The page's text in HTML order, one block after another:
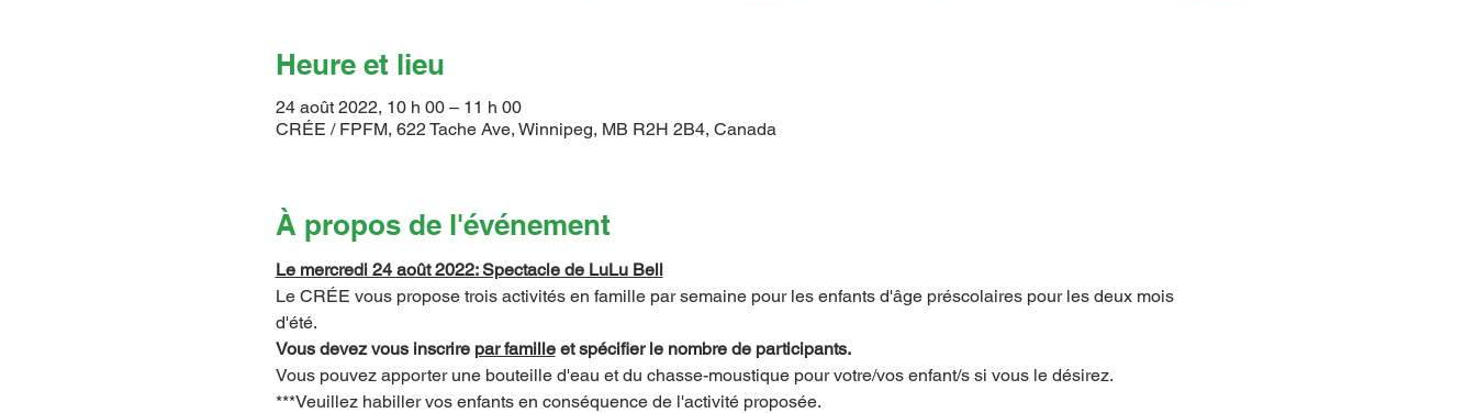
Heure et lieu
24 août 2022, 10 h 00 – 11 h 00
CRÉE / FPFM, 622 Tache Ave, Winnipeg, MB R2H 2B4, Canada
À propos de l'événement
Le mercredi 24 août 2022: Spectacle de LuLu Bell
Le CRÉE vous propose trois activités en famille par semaine pour les enfants d'âge préscolaires pour les deux mois
d'été.
Vous devez vous inscrire par famille et spécifier le nombre de participants.
Vous pouvez apporter une bouteille d'eau et du chasse-moustique pour votre/vos enfant/s si vous le désirez.
***Veuillez habiller vos enfants en conséquence de l'activité proposée.